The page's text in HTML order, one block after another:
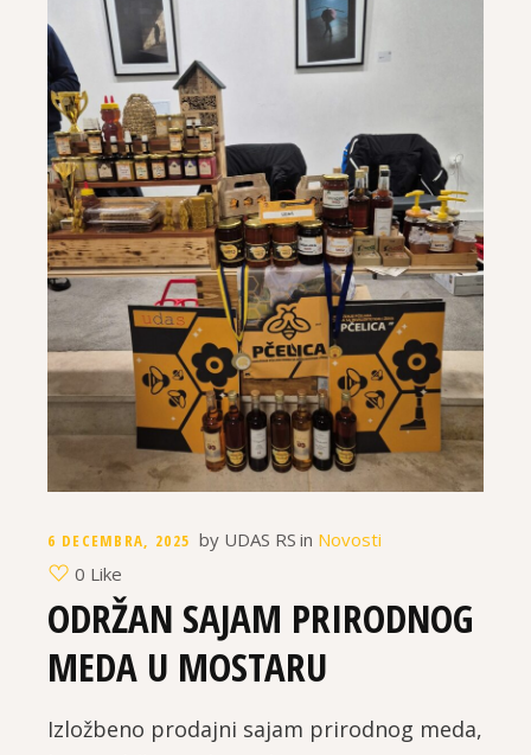
6 DECEMBRA, 2025 by UDAS RS in Novosti
0 Like
ODRŽAN SAJAM PRIRODNOG
MEDA U MOSTARU
Izložbeno prodajni sajam prirodnog meda,